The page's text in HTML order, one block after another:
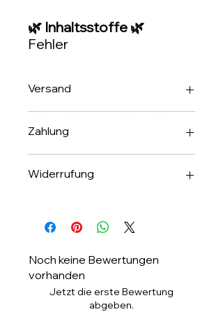
🌿 Inhaltsstoffe 🌿
Fehler
Versand
Zahlung
✅Banküberweisung
Widerrufung
Noch keine Bewertungen
vorhanden
Jetzt die erste Bewertung
abgeben.